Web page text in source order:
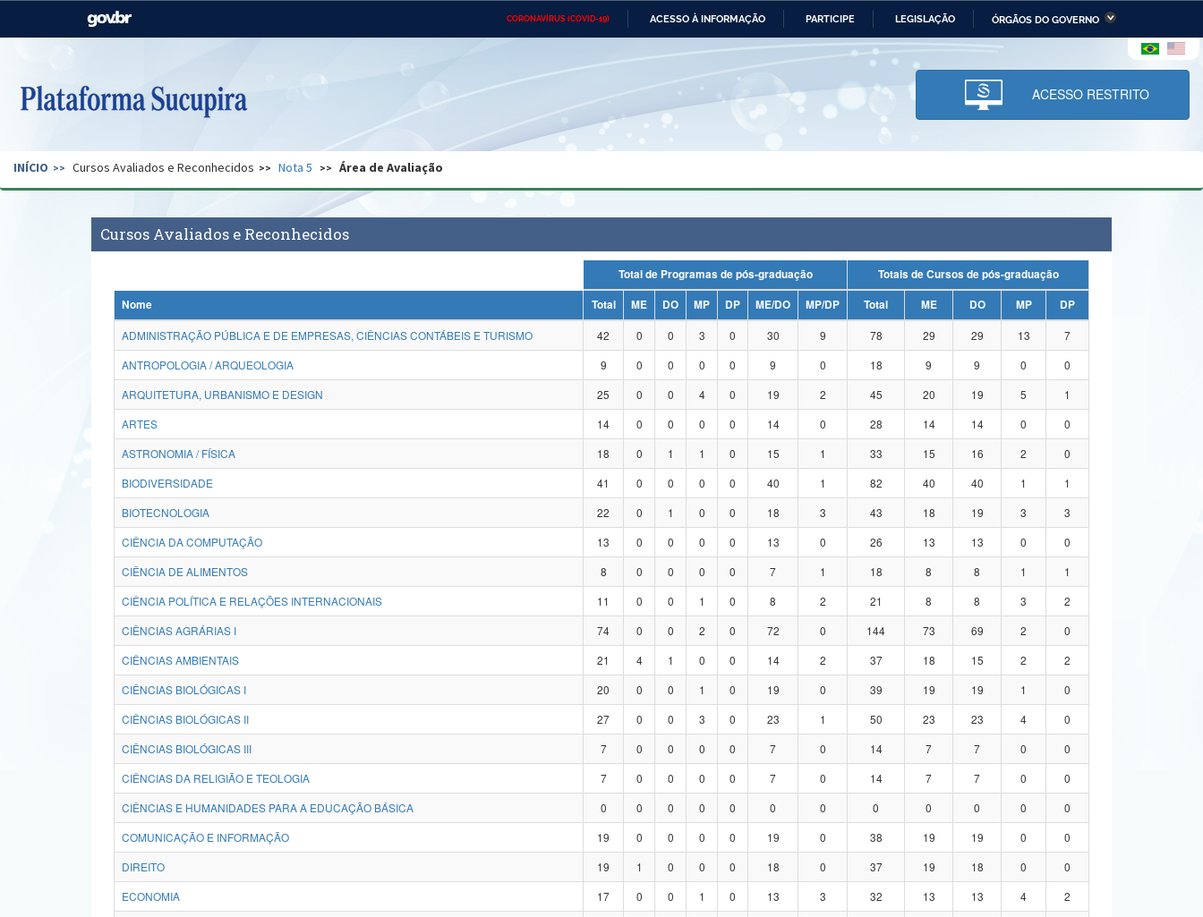
CORONAVÍRUS (COVID-19) ACESSO À INFORMAÇÃO PARTICIPE LEGISLAÇÃO ÓRGÃOS DO GOVERNO
Casa Civil Ministério das Relações Ministério da Economia Ministério da Infraestrutura
Pecuária e Abastecimento
Ministério da Ciência,
Tecnologia, Inovações e
Comunicações
Ministério do Desenvolvimento
Regional e dos Direitos Humanos
Secretaria de Governo Gabinete de Segurança Advocacia-Geral da União Banco Central do Brasil Planalto
ACESSO RESTRITO
INÍCIO Cursos Avaliados e Reconhecidos Nota 5 Área de Avaliação
Cursos Avaliados e Reconhecidos
Total de Programas de pós-graduação
Totais de Cursos de pós-graduação
Nome
Total ME DO MP DP ME/DO MP/DP Total ME DO MP
DP
ADMINISTRAÇÃO PÚBLICA E DE EMPRESAS, CIÊNCIAS CONTÁBEIS E TURISMO
42 0 0 3 0 30 9 78 29 29 13
7
ANTROPOLOGIA / ARQUEOLOGIA
9 0 0 0 0 9 0 18 9 9 0
0
ARQUITETURA, URBANISMO E DESIGN
25 0 0 4 0 19 2 45 20 19 5
1
ARTES
14 0 0 0 0 14 0 28 14 14 0
0
ASTRONOMIA / FÍSICA
18 0 1 1 0 15 1 33 15 16 2
0
BIODIVERSIDADE
41 0 0 0 0 40 1 82 40 40 1
1
BIOTECNOLOGIA
22 0 1 0 0 18 3 43 18 19 3
3
CIÊNCIA DA COMPUTAÇÃO
13 0 0 0 0 13 0 26 13 13 0
0
CIÊNCIA DE ALIMENTOS
8 0 0 0 0 7 1 18 8 8 1
1
CIÊNCIA POLÍTICA E RELAÇÕES INTERNACIONAIS
11 0 0 1 0 8 2 21 8 8 3
2
CIÊNCIAS AGRÁRIAS I
74 0 0 2 0 72 0 144 73 69 2
0
CIÊNCIAS AMBIENTAIS
21 4 1 0 0 14 2 37 18 15 2
2
CIÊNCIAS BIOLÓGICAS I
20 0 0 1 0 19 0 39 19 19 1
0
CIÊNCIAS BIOLÓGICAS II
27 0 0 3 0 23 1 50 23 23 4
0
CIÊNCIAS BIOLÓGICAS III
7 0 0 0 0 7 0 14 7 7 0
0
CIÊNCIAS DA RELIGIÃO E TEOLOGIA
7 0 0 0 0 7 0 14 7 7 0
0
CIÊNCIAS E HUMANIDADES PARA A EDUCAÇÃO BÁSICA
0 0 0 0 0 0 0 0 0 0 0
0
COMUNICAÇÃO E INFORMAÇÃO
19 0 0 0 0 19 0 38 19 19 0
0
DIREITO
19 1 0 0 0 18 0 37 19 18 0
0
ECONOMIA
17 0 0 1 0 13 3 32 13 13 4
2